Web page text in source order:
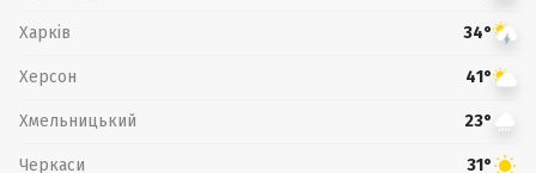
Харків 34°
Херсон 41°
Хмельницький 23°
Черкаси 31°